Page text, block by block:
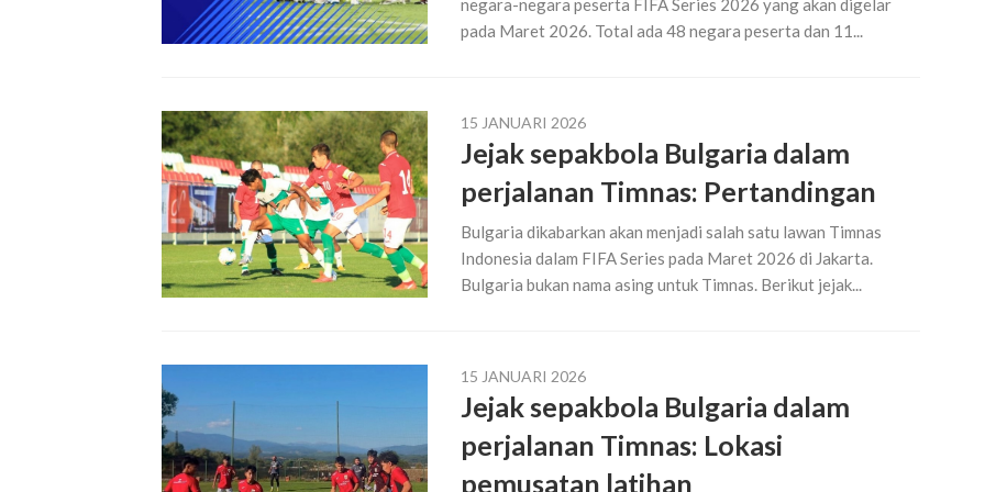
negara-negara peserta FIFA Series 2026 yang akan digelar
pada Maret 2026. Total ada 48 negara peserta dan 11...
15 JANUARI 2026
Jejak sepakbola Bulgaria dalam
perjalanan Timnas: Pertandingan
Bulgaria dikabarkan akan menjadi salah satu lawan Timnas
Indonesia dalam FIFA Series pada Maret 2026 di Jakarta.
Bulgaria bukan nama asing untuk Timnas. Berikut jejak...
15 JANUARI 2026
Jejak sepakbola Bulgaria dalam
perjalanan Timnas: Lokasi
pemusatan latihan